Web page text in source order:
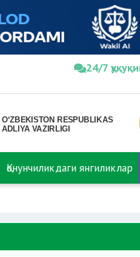
24/7
Қонунчиликдаги янгиликлар